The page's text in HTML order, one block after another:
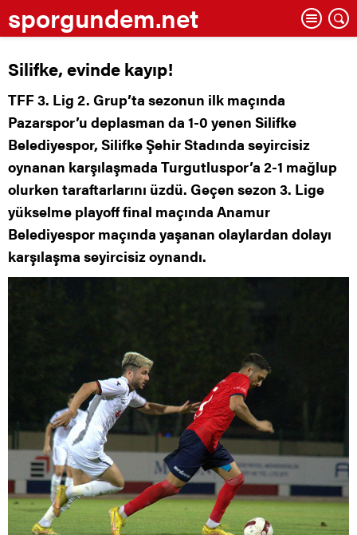
sporgundem.net
Silifke, evinde kayıp!
TFF 3. Lig 2. Grup’ta sezonun ilk maçında
Pazarspor’u deplasman da 1-0 yenen Silifke
Belediyespor, Silifke Şehir Stadında seyircisiz
oynanan karşılaşmada Turgutluspor’a 2-1 mağlup
olurken taraftarlarını üzdü. Geçen sezon 3. Lige
yükselme playoff final maçında Anamur
Belediyespor maçında yaşanan olaylardan dolayı
karşılaşma seyircisiz oynandı.